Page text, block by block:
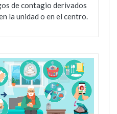
de contagio derivados
la unidad o en el centro.